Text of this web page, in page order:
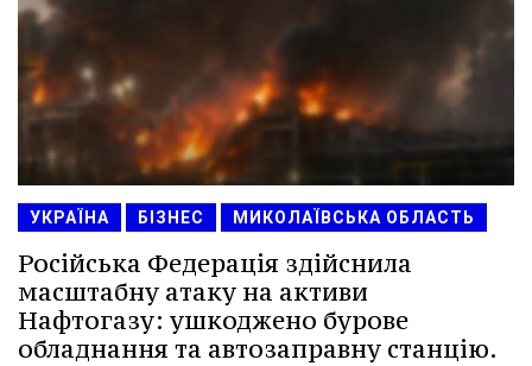
УКРАЇНА БІЗНЕС МИКОЛАЇВСЬКА ОБЛАСТЬ
Російська Федерація здійснила
масштабну атаку на активи
Нафтогазу: ушкоджено бурове
обладнання та автозаправну станцію.